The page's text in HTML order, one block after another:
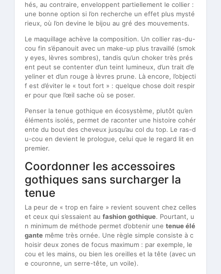
hés, au contraire, enveloppent partiellement le collier :
une bonne option si l’on recherche un effet plus mysté
rieux, où l’on devine le bijou au gré des mouvements.
Le maquillage achève la composition. Un collier ras-du-
cou fin s’épanouit avec un make-up plus travaillé (smok
y eyes, lèvres sombres), tandis qu’un choker très prés
ent peut se contenter d’un teint lumineux, d’un trait d’e
yeliner et d’un rouge à lèvres prune. Là encore, l’objecti
f est d’éviter le « tout fort » : quelque chose doit respir
er pour que l’œil sache où se poser.
Penser la tenue gothique en écosystème, plutôt qu’en
éléments isolés, permet de raconter une histoire cohér
ente du bout des cheveux jusqu’au col du top. Le ras-d
u-cou en devient le prologue, celui que le regard lit en
premier.
Coordonner les accessoires
gothiques sans surcharger la
tenue
La peur de « trop en faire » revient souvent chez celles
et ceux qui s’essaient au fashion gothique. Pourtant, u
n minimum de méthode permet d’obtenir une tenue élé
gante même très ornée. Une règle simple consiste à c
hoisir deux zones de focus maximum : par exemple, le
cou et les mains, ou bien les oreilles et la tête (avec un
e couronne, un serre-tête, un voile).